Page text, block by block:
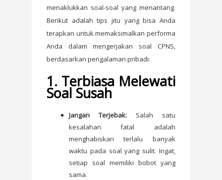
menaklukkan soal-soal yang menantang.
Berikut adalah tips jitu yang bisa Anda
terapkan untuk memaksimalkan performa
Anda dalam mengerjakan soal CPNS,
berdasarkan pengalaman pribadi:
1. Terbiasa Melewati
Soal Susah
Jangan Terjebak:Salah satu
kesalahan fatal adalah
menghabiskan terlalu banyak
waktu pada soal yang sulit. Ingat,
setiap soal memiliki bobot yang
sama.